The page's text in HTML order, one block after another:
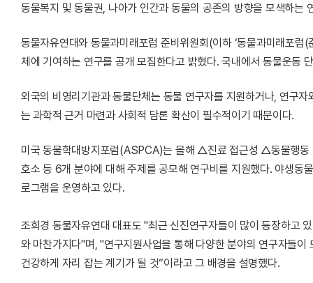
동물복지 및 동물권, 나아가 인간과 동물의 공존의 방향을 모색하는
동물자유연대와 동물과미래포럼 준비위원회(이하 ‘동물과미래포
체에 기여하는 연구를 공개 모집한다고 밝혔다. 국내에서 동물운동
외국의 비영리기관과 동물단체는 동물 연구자를 지원하거나, 연구
는 과학적 근거 마련과 사회적 담론 확산이 필수적이기 때문이다.
미국 동물학대방지포럼(ASPCA)는 올해 △진료 접근성 △동물행
호소 등 6개 분야에 대해 주제를 공모해 연구비를 지원했다. 야생동
로그램을 운영하고 있다.
조희경 동물자유연대 대표도 "최근 신진연구자들이 많이 등장하고
와 마찬가지다"며, "연구지원사업을 통해 다양한 분야의 연구자들
건강하게 자리 잡는 계기가 될 것“이라고 그 배경을 설명했다.